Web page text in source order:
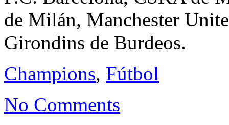
de Milán, Manchester
Girondins de Burdeos.
Champions, Fútbol
No Comments